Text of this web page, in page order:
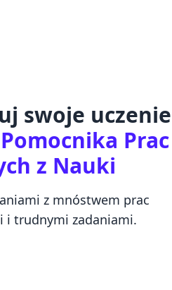
swoje uczenie
Prac
z Nauki
z mnóstwem prac
i trudnymi zadaniami.